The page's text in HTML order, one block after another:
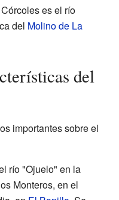
es el río
del Molino de La
del
importantes sobre el
río "Ojuelo" en la
Monteros, en el